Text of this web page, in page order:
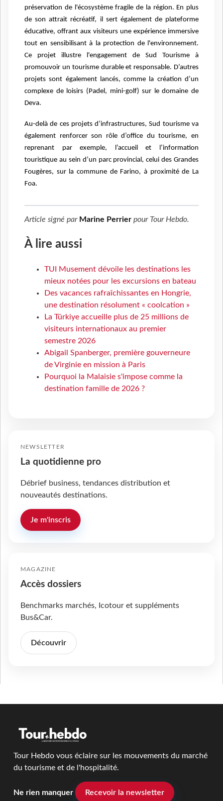
préservation de l'écosystème fragile de la région. En plus
de son attrait récréatif, il sert également de plateforme
éducative, offrant aux visiteurs une expérience immersive
tout en sensibilisant à la protection de l'environnement.
Ce projet illustre l'engagement de Sud Tourisme à
promouvoir un tourisme durable et responsable. D’autres
projets sont également lancés, comme la création d’un
complexe de loisirs (Padel, mini-golf) sur le domaine de
Deva.
Au-delà de ces projets d’infrastructures, Sud tourisme va
également renforcer son rôle d’office du tourisme, en
reprenant par exemple, l’accueil et l’information
touristique au sein d’un parc provincial, celui des Grandes
Fougères, sur la commune de Farino, à proximité de La
Foa.
Article signé par Marine Perrier pour Tour Hebdo.
À lire aussi
TUI Musement dévoile les destinations les
mieux notées pour les excursions en bateau
Des vacances rafraîchissantes en Hongrie,
une destination résolument « coolcation »
La Türkiye accueille plus de 25 millions de
visiteurs internationaux au premier
semestre 2026
Abigail Spanberger, première gouverneure
de Virginie en mission à Paris
Pourquoi la Malaisie s'impose comme la
destination famille de 2026 ?
NEWSLETTER
La quotidienne pro
Débrief business, tendances distribution et
nouveautés destinations.
Je m'inscris
MAGAZINE
Accès dossiers
Benchmarks marchés, Icotour et suppléments
Bus&Car.
Découvrir
Tour Hebdo vous éclaire sur les mouvements du marché
du tourisme et de l'hospitalité.
Ne rien manquer Recevoir la newsletter